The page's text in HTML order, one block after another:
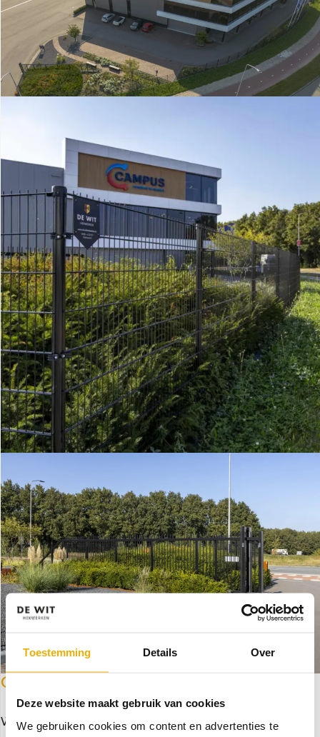
Toestemming Details Over
Deze website maakt gebruik van cookies
We gebruiken cookies om content en advertenties te
OOK ZO'N POORT?
Wie weet gaan wij binnenkort op uw locatie aan de slag.